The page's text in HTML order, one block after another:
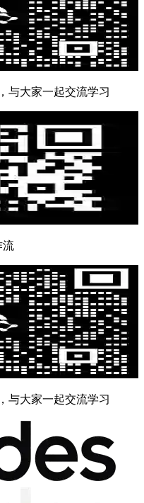
与大家一起交流学习
流
与大家一起交流学习